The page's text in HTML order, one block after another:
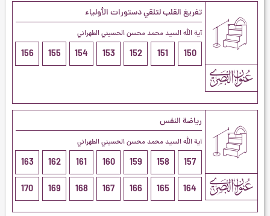
تفريغ القلب لتلقي دستورات الأولياء
آية الله السيد محمد محسن الحسيني الطهراني
150
151
152
153
154
155
156
رياضة النفس
آية الله السيد محمد محسن الحسيني الطهراني
157
158
159
160
161
162
163
164
165
166
167
168
169
170